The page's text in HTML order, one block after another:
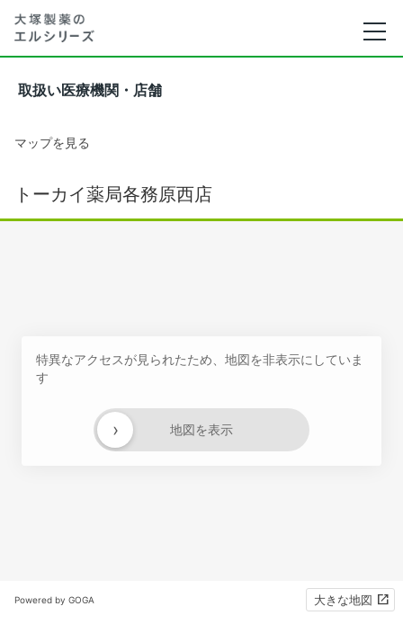
取扱い医療機関・店舗
マップを見る
トーカイ薬局各務原西店
特異なアクセスが見られたため、地図を非表示にしていま
す
地図を表示
›
Powered by GOGA 大きな地図